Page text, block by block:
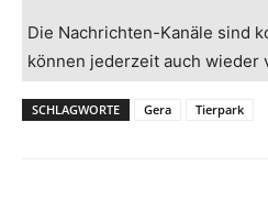
Die Nachrichten-Kanäle sind
können jederzeit auch wieder
SCHLAGWORTE Gera Tierpark